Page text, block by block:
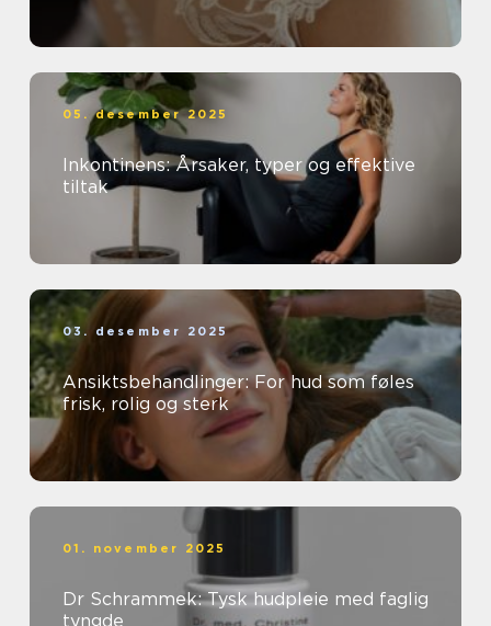
05. desember 2025
Inkontinens: Årsaker, typer og effektive
tiltak
03. desember 2025
Ansiktsbehandlinger: For hud som føles
frisk, rolig og sterk
01. november 2025
Dr Schrammek: Tysk hudpleie med faglig
tyngde